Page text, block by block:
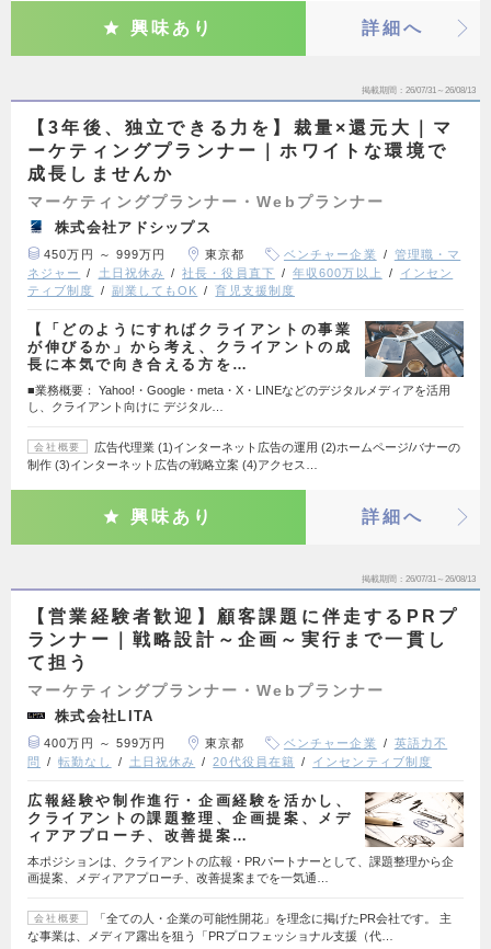
興味あり 詳細へ
掲載期間 26/07/31～26/08/13
【3年後、独立できる力を】裁量×還元大｜マ
ーケティングプランナー｜ホワイトな環境で
成長しませんか
マーケティングプランナー・Webプランナー
株式会社アドシップス
450万円 ～ 999万円 東京都 ベンチャー企業
管理職・マ
ネジャー
土日祝休み 社長・役員直下 年収600万以上
インセン
ティブ制度
副業してもOK 育児支援制度
【「どのようにすればクライアントの事業
が伸びるか」から考え、クライアントの成
長に本気で向き合える方を…
■業務概要： Yahoo!・Google・meta・X・LINEなどのデジタルメディアを活用
し、クライアント向けに デジタル…
会社概要
広告代理業 (1)インターネット広告の運用 (2)ホームページ/バナーの
制作 (3)インターネット広告の戦略立案 (4)アクセス…
興味あり 詳細へ
掲載期間 26/07/31～26/08/13
【営業経験者歓迎】顧客課題に伴走するPRプ
ランナー｜戦略設計～企画～実行まで一貫し
て担う
マーケティングプランナー・Webプランナー
株式会社LITA
400万円 ～ 599万円 東京都 ベンチャー企業
英語力不
問
転勤なし 土日祝休み 20代役員在籍 インセンティブ制度
広報経験や制作進行・企画経験を活かし、
クライアントの課題整理、企画提案、メデ
ィアアプローチ、改善提案…
本ポジションは、クライアントの広報・PRパートナーとして、課題整理から企
画提案、メディアアプローチ、改善提案までを一気通…
会社概要
「全ての人・企業の可能性開花」を理念に掲げたPR会社です。 主
な事業は、メディア露出を狙う「PRプロフェッショナル支援（代…